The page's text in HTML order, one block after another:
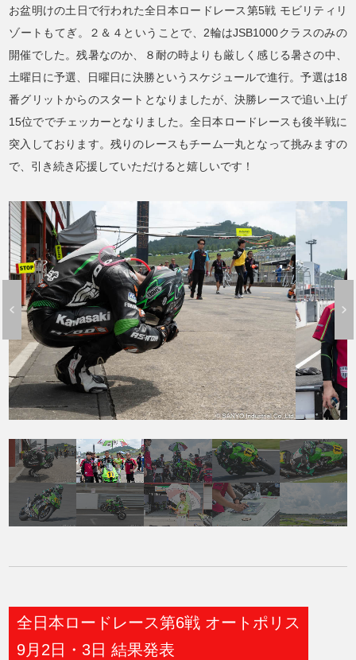
お盆明けの土日で行われた全日本ロードレース第5戦 モビリティリ
ゾートもてぎ。２＆４ということで、2輪はJSB1000クラスのみの
開催でした。残暑なのか、８耐の時よりも厳しく感じる暑さの中、
土曜日に予選、日曜日に決勝というスケジュールで進行。予選は18
番グリットからのスタートとなりましたが、決勝レースで追い上げ
15位ででチェッカーとなりました。全日本ロードレースも後半戦に
突入しております。残りのレースもチーム一丸となって挑みますの
で、引き続き応援していただけると嬉しいです！
全日本ロードレース第6戦 オートポリス
9月2日・3日 結果発表